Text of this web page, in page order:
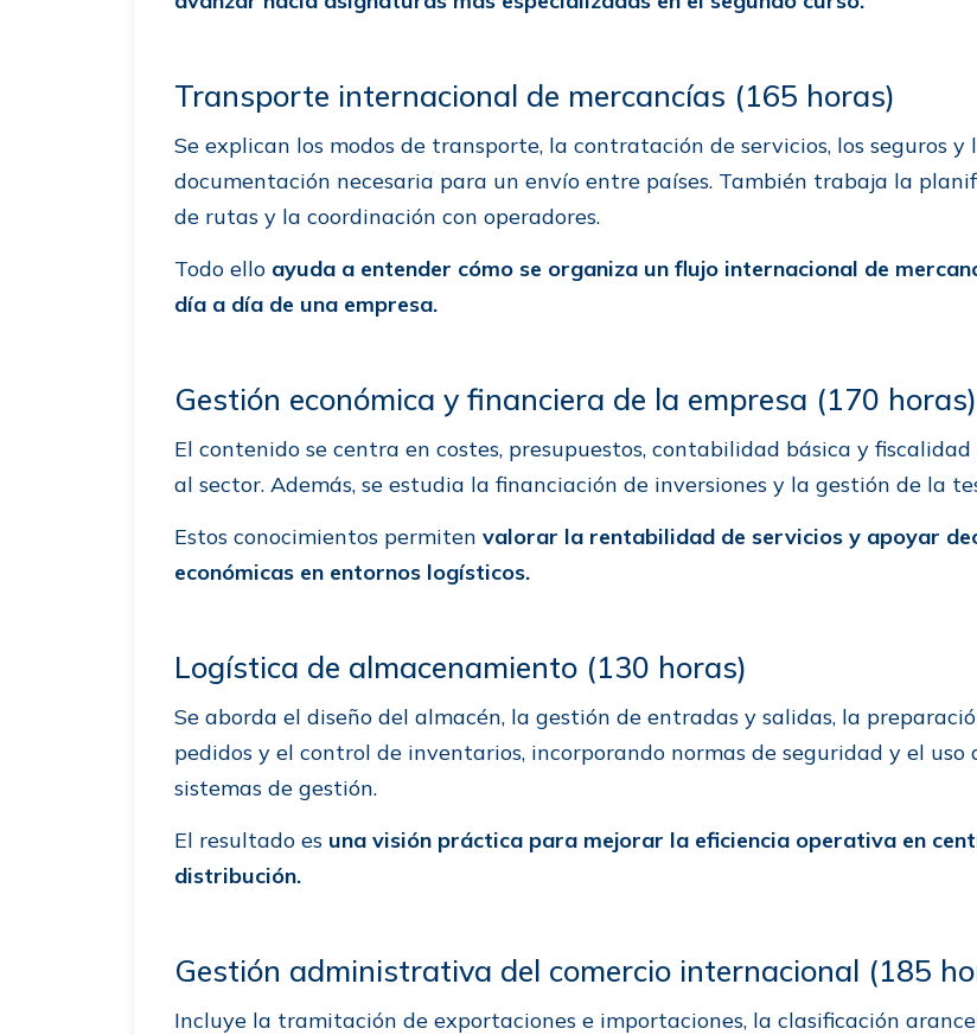
Transporte internacional de mercancías (165 horas)
Se explican los modos de transporte, la contratación de servicios, los seguros y
documentación necesaria para un envío entre países. También trabaja la
de rutas y la coordinación con operadores.
Todo ello ayuda a entender cómo se organiza un flujo internacional de
día a día de una empresa.
Gestión económica y financiera de la empresa (170 horas)
El contenido se centra en costes, presupuestos, contabilidad básica y
al sector. Además, se estudia la financiación de inversiones y la gestión de la
Estos conocimientos permiten valorar la rentabilidad de servicios y apoyar
económicas en entornos logísticos.
Logística de almacenamiento (130 horas)
Se aborda el diseño del almacén, la gestión de entradas y salidas, la
pedidos y el control de inventarios, incorporando normas de seguridad y el uso
sistemas de gestión.
El resultado es una visión práctica para mejorar la eficiencia operativa en
distribución.
Gestión administrativa del comercio internacional (185
Incluye la tramitación de exportaciones e importaciones, la clasificación